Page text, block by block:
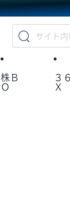
株Ｂ
Ｏ
３
Ｘ